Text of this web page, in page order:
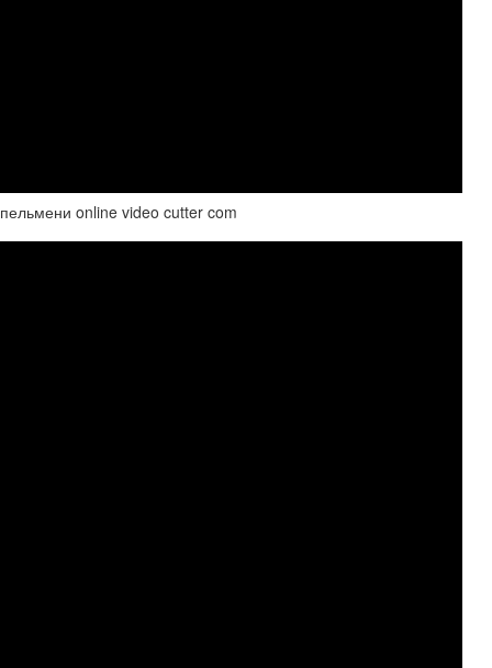
online video cutter com